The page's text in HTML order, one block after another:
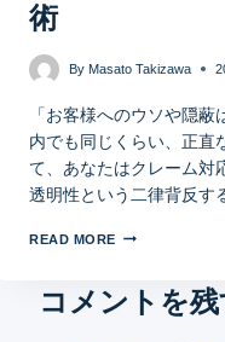
術
By Masato Takizawa
「お客様へのウソや隠
内でも同じくらい、正
て、あなたはクレーム対
透明性という二律背反す
READ MORE
コメントを残